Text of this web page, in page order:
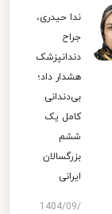
ندا حیدری،
جراح
دندانپزشک
هشدار داد؛
بی‌دندانی
کامل یک
ششم
بزرگسالان
ایرانی
1404/09/